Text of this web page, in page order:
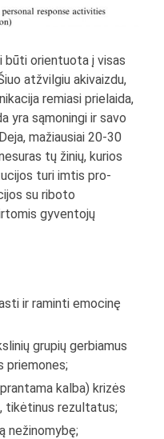
būti orientuota į visas
atžvilgiu akivaizdu,
remiasi prielaida,
yra sąmoningi ir savo
mažiausiai 20-30
tų žinių, kurios
turi imtis pro-
su riboto
gyventojų
ir raminti emocinę
grupių gerbiamus
priemones;
kalba) krizės
tikėtinus rezultatus;
nežinomybę;